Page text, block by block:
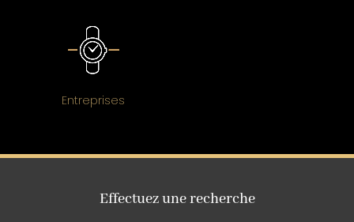
Entreprises
Effectuez une recherche